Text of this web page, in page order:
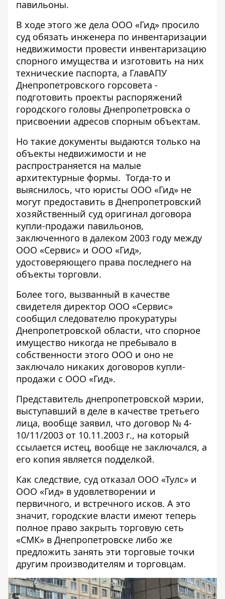
павильоны.
В ходе этого же дела ООО «Гид» просило
суд обязать инженера по инвентаризации
недвижимости провести инвентаризацию
спорного имущества и изготовить на них
технические паспорта, а ГлавАПУ
Днепропетровского горсовета -
подготовить проекты распоряжений
городского головы Днепропетровска о
присвоении адресов спорным объектам.
Но такие документы выдаются только на
объекты недвижимости и не
распространяется на малые
архитектурные формы. Тогда-то и
выяснилось, что юристы ООО «Гид» не
могут предоставить в Днепропетровский
хозяйственный суд оригинал договора
купли-продажи павильонов,
заключенного в далеком 2003 году между
ООО «Сервис» и ООО «Гид»,
удостоверяющего права последнего на
объекты торговли.
Более того, вызванный в качестве
свидетеля директор ООО «Сервис»
сообщил следователю прокуратуры
Днепропетровской области, что спорное
имущество никогда не пребывало в
собственности этого ООО и оно не
заключало никаких договоров купли-
продажи с ООО «Гид».
Представитель днепропетровской мэрии,
выступавший в деле в качестве третьего
лица, вообще заявил, что договор № 4-
10/11/2003 от 10.11.2003 г., на который
ссылается истец, вообще не заключался, а
его копия является подделкой.
Как следствие, суд отказал ООО «Тулс» и
ООО «Гид» в удовлетворении и
первичного, и встречного исков. А это
значит, городские власти имеют теперь
полное право закрыть торговую сеть
«СМК» в Днепропетровске либо же
предложить занять эти торговые точки
другим производителям и торговцам.